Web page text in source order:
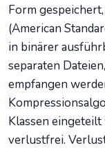
Form
(American
in binärer
separaten
empfangen
Klassen
verlustfrei.